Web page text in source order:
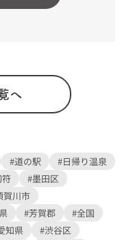
へ
#道の駅
#日帰り温泉
#墨田区
賀川市
#芳賀郡
#全国
知県
#渋谷区